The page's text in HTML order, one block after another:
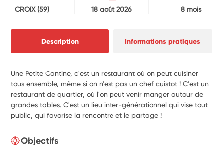
CROIX(59) 18 août 2026 8 mois
Description Informations pratiques
Une Petite Cantine, c'est un restaurant où on peut cuisiner
tous ensemble, même si on n'est pas un chef cuistot ! C'est un
restaurant de quartier, où l'on peut venir manger autour de
grandes tables. C'est un lieu inter-générationnel qui vise tout
public, qui favorise la rencontre et le partage !
Objectifs